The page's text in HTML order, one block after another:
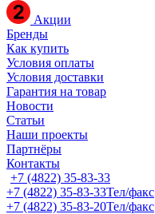
Акции
Бренды
Как купить
Условия оплаты
Условия доставки
Гарантия на товар
Новости
Статьи
Наши проекты
Партнёры
Контакты
+7 (4822) 35-83-33
+7 (4822) 35-83-33Тел/факс
+7 (4822) 35-83-20Тел/факс